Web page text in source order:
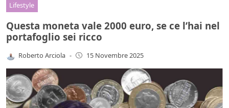
Lifestyle
Questa moneta vale 2000 euro, se ce l’hai nel
portafoglio sei ricco
Roberto Arciola - 15 Novembre 2025